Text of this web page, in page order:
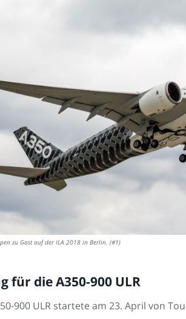
zu Gast auf der ILA 2018 in Berlin. (#1)
für die A350-900 ULR
900 ULR startete am 23. April von